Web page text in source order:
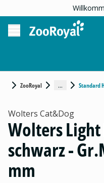
ZooRoyal ... Standard
Wolters Cat&Dog
Wolters
schwarz -
mm